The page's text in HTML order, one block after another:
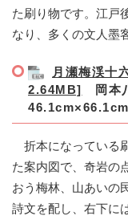
た刷り物です。江戸
なり、多くの文人墨
月瀬梅渓十
2.64MB] 岡本
46.1cm×66.1cm
折本になっている
た案内図で、奇岩の
おう梅林、山あいの
詩文を配し、右下に